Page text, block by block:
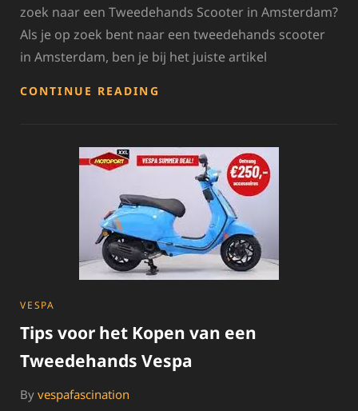
zoek naar een Tweedehands Scooter in Amsterdam?
Als je op zoek bent naar een tweedehands scooter
in Amsterdam, ben je bij het juiste artikel
CONTINUE READING
AMSTERDAM:
VIND
JOUW
PERFECTE
RIT!
CATEGORIES
VESPA
Tips voor het Kopen van een
Tweedehands Vespa
By vespafascination